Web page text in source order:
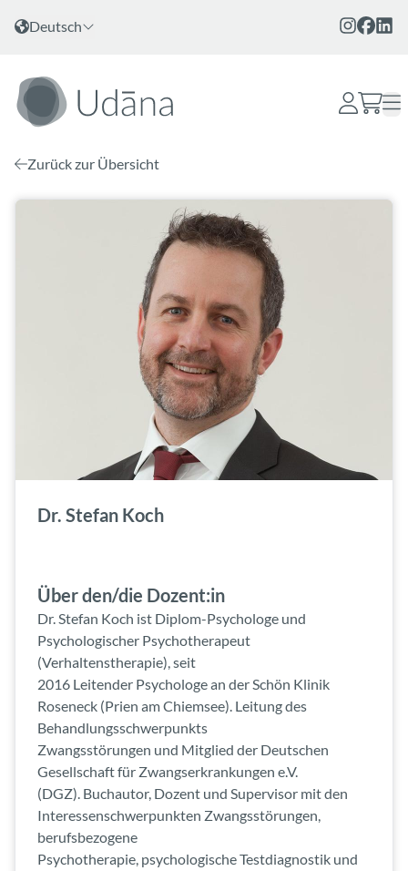
Zum Inhalt
Sprache wählen
Deutsch
Zurück zur Übersicht
Dr. Stefan Koch
Über den/die Dozent:in
Dr. Stefan Koch ist Diplom-Psychologe und
Psychologischer Psychotherapeut
(Verhaltenstherapie), seit
2016 Leitender Psychologe an der Schön Klinik
Roseneck (Prien am Chiemsee). Leitung des
Behandlungsschwerpunkts
Zwangsstörungen und Mitglied der Deutschen
Gesellschaft für Zwangserkrankungen e.V.
(DGZ). Buchautor, Dozent und Supervisor mit den
Interessenschwerpunkten Zwangsstörungen,
berufsbezogene
Psychotherapie, psychologische Testdiagnostik und